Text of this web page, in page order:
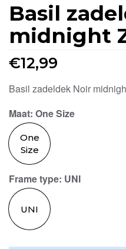
Basil
midnight
€12,99
Basil zadeldek Noir
Maat: One Size
One
Size
Frame type: UNI
UNI